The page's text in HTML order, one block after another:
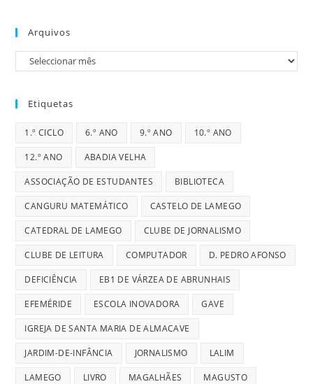
Arquivos
Arquivos
Etiquetas
1.º CICLO 6.º ANO 9.º ANO 10.º ANO
12.º ANO ABADIA VELHA
ASSOCIAÇÃO DE ESTUDANTES BIBLIOTECA
CANGURU MATEMÁTICO CASTELO DE LAMEGO
CATEDRAL DE LAMEGO CLUBE DE JORNALISMO
CLUBE DE LEITURA COMPUTADOR D. PEDRO AFONSO
DEFICIÊNCIA EB1 DE VÁRZEA DE ABRUNHAIS
EFEMÉRIDE ESCOLA INOVADORA GAVE
IGREJA DE SANTA MARIA DE ALMACAVE
JARDIM-DE-INFÂNCIA JORNALISMO LALIM
LAMEGO LIVRO MAGALHÃES MAGUSTO